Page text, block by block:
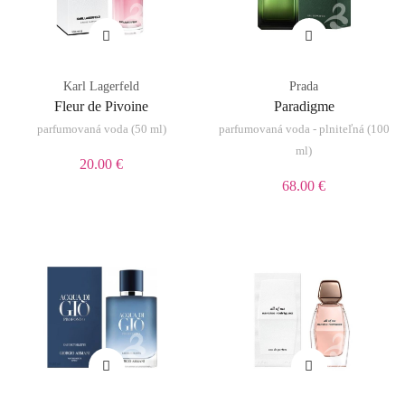
Karl Lagerfeld
Fleur de Pivoine
parfumovaná voda (50 ml)
20.00 €
Prada
Paradigme
parfumovaná voda - plniteľná (100
ml)
68.00 €